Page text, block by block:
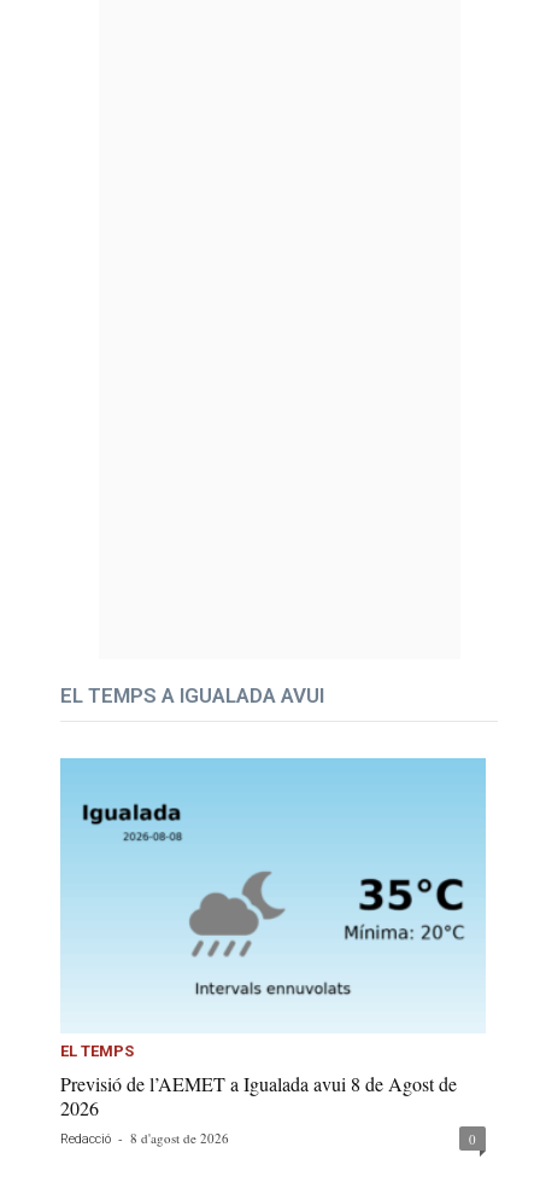
EL TEMPS A IGUALADA AVUI
EL TEMPS
Previsió de l’AEMET a Igualada avui 8 de Agost de
2026
Redacció - 8 d'agost de 2026 0